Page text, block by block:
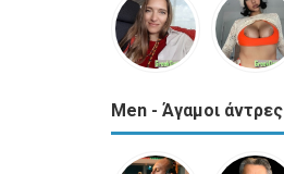
Men - Άγαμοι άντρες